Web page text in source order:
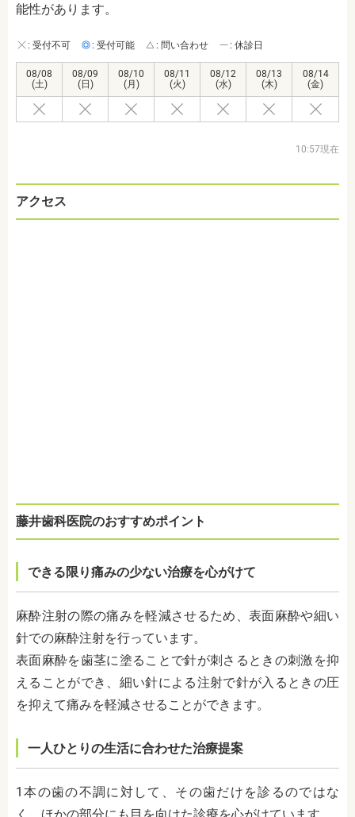
能性があります。
: 受付不可 : 受付可能 : 問い合わせ : 休診日
08/08
(土)
08/09
(日)
08/10
(月)
08/11
(火)
08/12
(水)
08/13
(木)
08/14
(金)
10:57現在
アクセス
藤井歯科医院のおすすめポイント
できる限り痛みの少ない治療を心がけて
麻酔注射の際の痛みを軽減させるため、表面麻酔や細い
針での麻酔注射を行っています。
表面麻酔を歯茎に塗ることで針が刺さるときの刺激を抑
えることができ、細い針による注射で針が入るときの圧
を抑えて痛みを軽減させることができます。
一人ひとりの生活に合わせた治療提案
1本の歯の不調に対して、その歯だけを診るのではな